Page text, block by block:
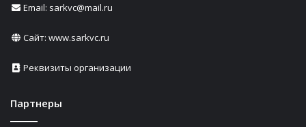
Email: sarkvc@mail.ru
Сайт: www.sarkvc.ru
Реквизиты организации
Партнеры